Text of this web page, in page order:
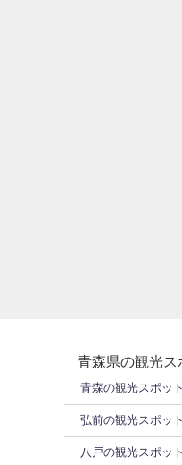
青森県の観光ス
青森の観光スポッ
弘前の観光スポッ
八戸の観光スポッ